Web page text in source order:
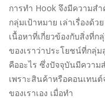
การทำ Hook จึงมีความส
กลุ่มเป้าหมาย เล่าเรื่องด้ว
เนื้อหาที่เกี่ยวข้องกับสิ่งที่ก
ของเราว่าประโยชน์ที่กลุ่
คืออะไร ซึ่งปัจจุบันมีความ
เพราะสินค้าหรือคอนเทน
ของเราเอง เมื่อทำ